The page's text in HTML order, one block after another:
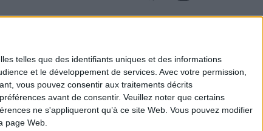
telles que des identifiants uniques et des informations
et le développement de services. Avec votre permission,
vous pouvez consentir aux traitements décrits
avant de consentir. Veuillez noter que certains
ne s'appliqueront qu’à ce site Web. Vous pouvez modifier
page Web.